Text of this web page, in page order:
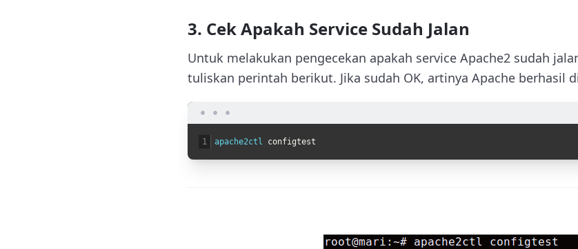
3. Cek Apakah Service Sudah Jalan
Untuk melakukan pengecekan apakah service Apache2 sudah
tuliskan perintah berikut. Jika sudah OK, artinya Apache berhasil
1 apache2ctl configtest